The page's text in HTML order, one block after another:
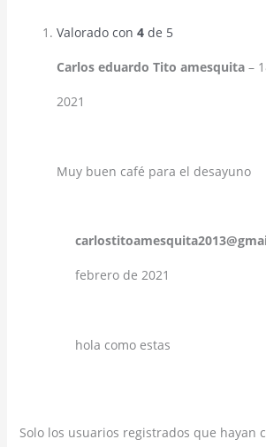
Valorado con 4de 5
Carlos eduardo Tito amesquita –
2021
Muy buen café para el desayuno
febrero de 2021
hola como estas
Solo los usuarios registrados que hayan